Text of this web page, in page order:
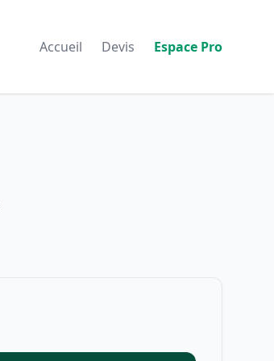
Accueil Devis Espace Pro